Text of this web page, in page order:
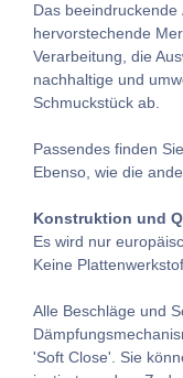
Das
hervorstechende
Verarbeitung, die
nachhaltige und
Schmuckstück ab.
Passendes finden
Ebenso, wie die
Konstruktion und
Es wird nur
Keine
Alle Beschläge und
'Soft Close'. Sie